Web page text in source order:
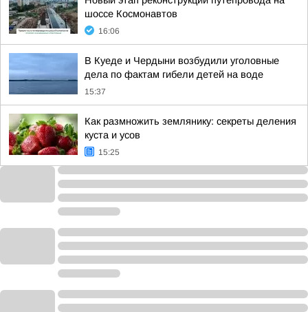
шоссе Космонавтов
16:06
В Куеде и Чердыни возбудили уголовные
дела по фактам гибели детей на воде
15:37
Как размножить землянику: секреты деления
куста и усов
15:25